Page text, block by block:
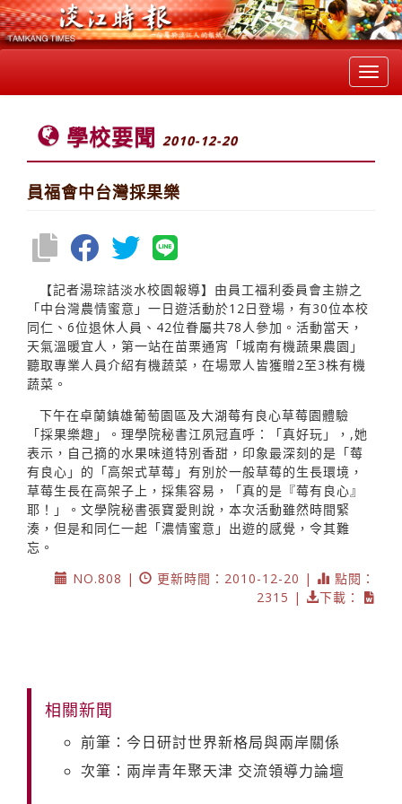
學校要聞 2010-12-20
員福會中台灣採果樂
【記者湯琮詰淡水校園報導】由員工福利委員會主辦之
「中台灣農情蜜意」一日遊活動於12日登場，有30位本校
同仁、6位退休人員、42位眷屬共78人參加。活動當天，
天氣溫暖宜人，第一站在苗栗通宵「城南有機蔬果農園」
聽取專業人員介紹有機蔬菜，在場眾人皆獲贈2至3株有機
蔬菜。
下午在卓蘭鎮雄葡萄園區及大湖莓有良心草莓園體驗
「採果樂趣」。理學院秘書江夙冠直呼：「真好玩」，,她
表示，自己摘的水果味道特別香甜，印象最深刻的是「莓
有良心」的「高架式草莓」有別於一般草莓的生長環境，
草莓生長在高架子上，採集容易，「真的是『莓有良心』
耶！」。文學院秘書張寶愛則說，本次活動雖然時間緊
湊，但是和同仁一起「濃情蜜意」出遊的感覺，令其難
忘。
NO.808 |
更新時間：2010-12-20 |
點閱：
2315 |
下載：
相關新聞
前筆：今日研討世界新格局與兩岸關係
次筆：兩岸青年聚天津 交流領導力論壇